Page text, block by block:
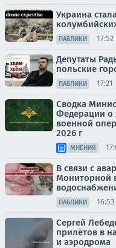
Украина
ПАБЛИКИ 17:52
Депутаты
польские
ПАБЛИКИ 17:21
Сводка
Федерации о
военной
2026 г
МНЕНИЯ
В связи с
Мониторной
ПАБЛИКИ 16:53
Сергей
прилётов в
и аэродрома